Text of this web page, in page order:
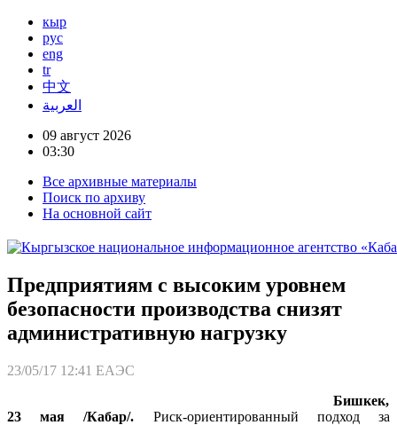
кыр
рус
eng
tr
中文
العربية
09 август 2026
03:30
Все архивные материалы
Поиск по архиву
На основной сайт
Предприятиям с высоким уровнем
безопасности производства снизят
административную нагрузку
23/05/17 12:41 ЕАЭС
Бишкек,
23 мая /Кабар/. Риск-ориентированный подход за